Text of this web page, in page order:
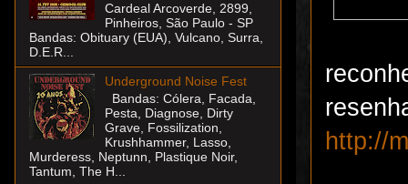
http://
Cardeal Arcoverde, 2899,
Pinheiros, São Paulo - SP
Bandas: Obituary (EUA), Vulcano, Surra,
D.E.R...
Underground Noise Fest
Bandas: Cólera, Facada,
Pesta, Diagnose, Dirty
Grave, Fossilization,
Krushhammer, Lasso,
Murderess, Neptunn, Plastique Noir,
Tantum, The H...